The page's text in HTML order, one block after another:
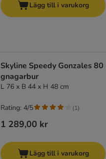
Lägg till i varukorg
Skyline Speedy Gonzales 80
gnagarbur
L 76 x B 44 x H 48 cm
1 289,00 kr
Rating: 4/5 (1)
Lägg till i varukorg